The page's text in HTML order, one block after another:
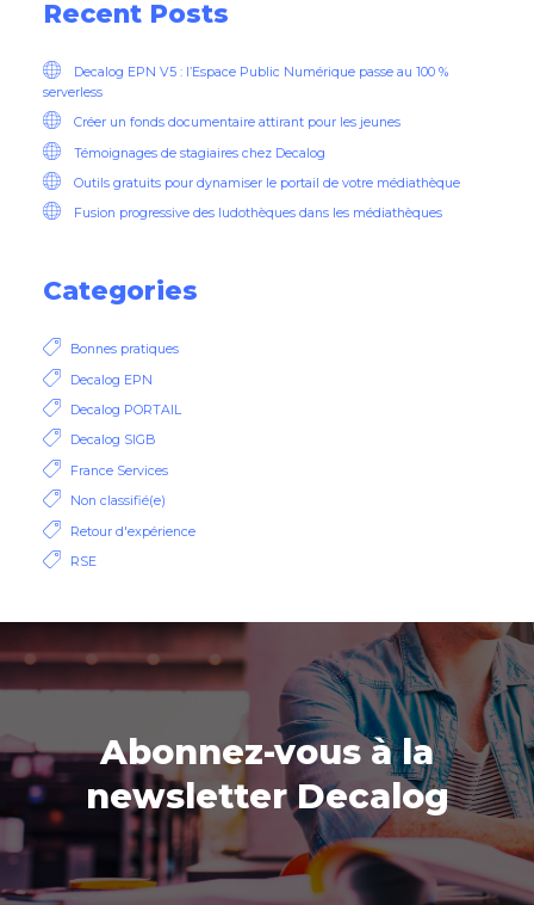
Recent Posts
Decalog EPN V5 : l’Espace Public Numérique passe au 100 %
serverless
Créer un fonds documentaire attirant pour les jeunes
Témoignages de stagiaires chez Decalog
Outils gratuits pour dynamiser le portail de votre médiathèque
Fusion progressive des ludothèques dans les médiathèques
Categories
Bonnes pratiques
Decalog EPN
Decalog PORTAIL
Decalog SIGB
France Services
Non classifié(e)
Retour d'expérience
RSE
Abonnez-vous à la
newsletter Decalog